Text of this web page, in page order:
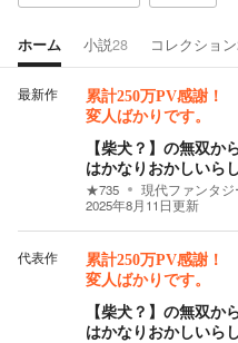
ホーム 小説28 コレクション
最新作
累計250万PV感謝！
変人ばかりです。
【柴犬？】の無双か
はかなりおかしいらし
★735 現代ファンタジ
2025年8月11日更新
代表作
累計250万PV感謝！
変人ばかりです。
【柴犬？】の無双か
はかなりおかしいらし